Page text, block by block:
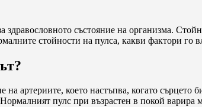
здравословното състояние на организма.
стойности на пулса, какви фактори го
на артериите, което настъпва, когато
пулс при възрастен в покой варира